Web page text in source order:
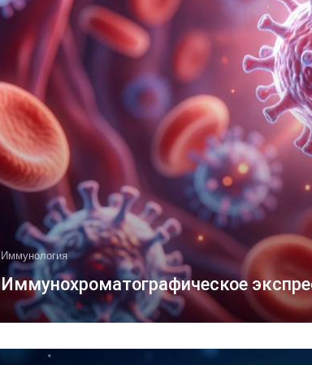
Иммунология
Иммунохроматографическое